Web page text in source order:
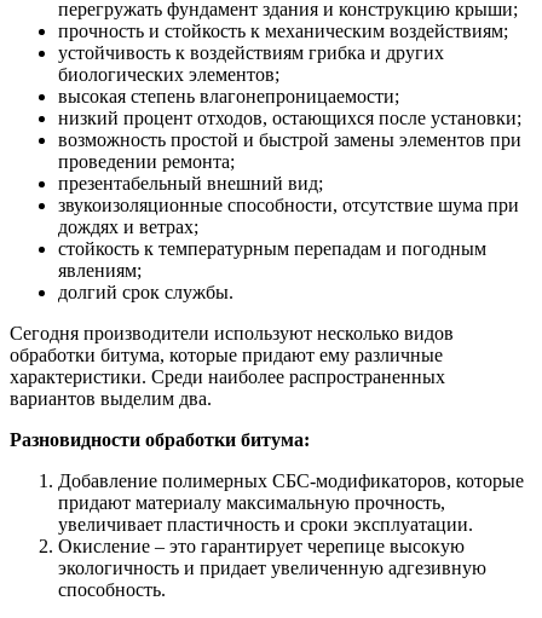
перегружать фундамент здания и конструкцию крыши;
прочность и стойкость к механическим воздействиям;
устойчивость к воздействиям грибка и других
биологических элементов;
высокая степень влагонепроницаемости;
низкий процент отходов, остающихся после установки;
возможность простой и быстрой замены элементов при
проведении ремонта;
презентабельный внешний вид;
звукоизоляционные способности, отсутствие шума при
дождях и ветрах;
стойкость к температурным перепадам и погодным
явлениям;
долгий срок службы.
Сегодня производители используют несколько видов
обработки битума, которые придают ему различные
характеристики. Среди наиболее распространенных
вариантов выделим два.
Разновидности обработки битума:
Добавление полимерных СБС-модификаторов, которые
придают материалу максимальную прочность,
увеличивает пластичность и сроки эксплуатации.
Окисление – это гарантирует черепице высокую
экологичность и придает увеличенную адгезивную
способность.